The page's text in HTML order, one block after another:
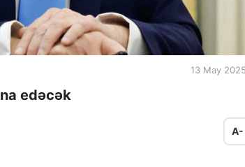
13 May
edəcək
A-